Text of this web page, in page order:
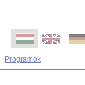
Programok